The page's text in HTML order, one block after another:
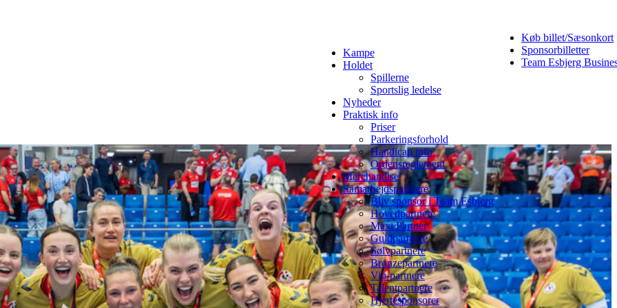
Køb billet/Sæsonkort
Sponsorbilletter
Team Esbjerg
Kampe
Holdet
Spillerne
Sportslig ledelse
Nyheder
Praktisk info
Priser
Parkeringsforhold
Handicap info
Ordensreglement
Merchandise
Samarbejdspartnere
Bliv sponsor i Team Esbjerg
Hovedpartnere
Maxi Partner
Guldpartnere
Sølvpartnere
Bronzepartnere
Vip-partnere
Talentpartnere
Hjertesponsorer